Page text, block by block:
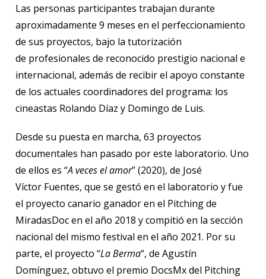
Las personas participantes trabajan durante
aproximadamente 9 meses en el perfeccionamiento
de sus proyectos, bajo la tutorización
de profesionales de reconocido prestigio nacional e
internacional, además de recibir el apoyo constante
de los actuales coordinadores del programa: los
cineastas Rolando Díaz y Domingo de Luis.
Desde su puesta en marcha, 63 proyectos
documentales han pasado por este laboratorio. Uno
de ellos es “A veces el amor” (2020), de José
Víctor Fuentes, que se gestó en el laboratorio y fue
el proyecto canario ganador en el Pitching de
MiradasDoc en el año 2018 y compitió en la sección
nacional del mismo festival en el año 2021. Por su
parte, el proyecto “La Berma“, de Agustín
Domínguez, obtuvo el premio DocsMx del Pitching